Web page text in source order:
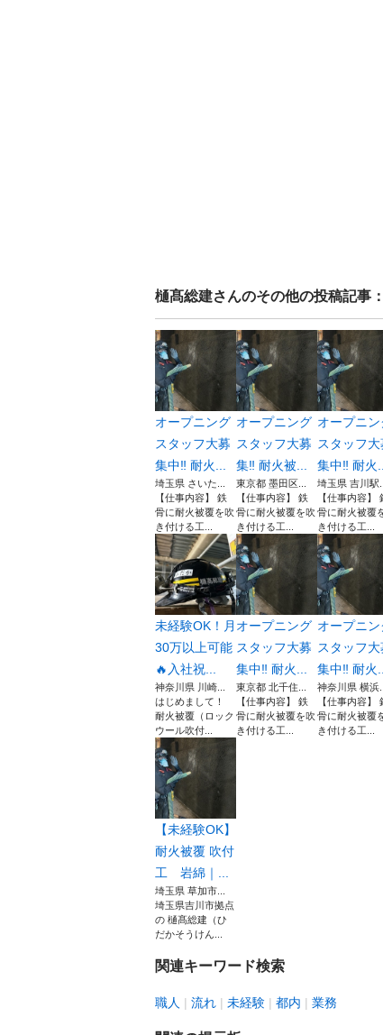
樋髙総建さんのその他の投稿記事：
オープニング
スタッフ大募
集中‼︎ 耐火...
埼玉県 さいた...
【仕事内容】 鉄
骨に耐火被覆を吹
き付ける工...
オープニング
スタッフ大募
集‼︎ 耐火被...
東京都 墨田区...
【仕事内容】 鉄
骨に耐火被覆を吹
き付ける工...
オープニン
スタッフ大
集中‼︎ 耐火...
埼玉県 吉川駅...
【仕事内容】
骨に耐火被覆
き付ける工...
未経験OK！月
30万以上可能
🔥入社祝...
神奈川県 川崎...
はじめまして！
耐火被覆（ロック
ウール吹付...
オープニング
スタッフ大募
集中‼︎ 耐火...
東京都 北千住...
【仕事内容】 鉄
骨に耐火被覆を吹
き付ける工...
オープニン
スタッフ大
集中‼︎ 耐火...
神奈川県 横浜...
【仕事内容】
骨に耐火被覆
き付ける工...
【未経験OK】
耐火被覆 吹付
工 岩綿｜...
埼玉県 草加市...
埼玉県吉川市拠点
の 樋髙総建（ひ
だかそうけん...
関連キーワード検索
職人 流れ 未経験 都内 業務